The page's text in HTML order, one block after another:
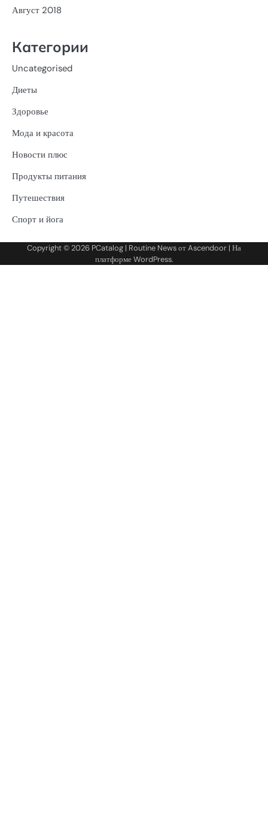
Август 2018
Категории
Uncategorised
Диеты
Здоровье
Мода и красота
Новости плюс
Продукты питания
Путешествия
Спорт и йога
Copyright © 2026 PCatalog | Routine News отAscendoor | На
платформеWordPress.